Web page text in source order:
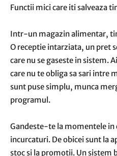
Functii mici care iti salveaza
Intr-un magazin alimentar,
O receptie intarziata, un pret
care nu se gaseste in sistem.
care nu te obliga sa sari intre
sunt puse simplu, munca
programul.
Gandeste-te la momentele in
incurcaturi. De obicei sunt la
stoc si la promotii. Un sistem